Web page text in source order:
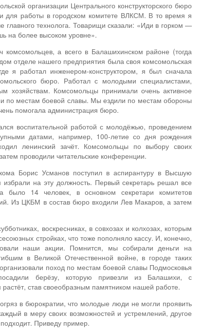
организации Центрального конструкторского бюро
работы в городском комитете ВЛКСМ. В то время я
главного технолога. Товарищи сказали: «Иди в горком —
на более высоком уровне».
а всего в Балашихинском районе (тогда
отделе нашего предприятия была своя комсомольская
я работал инженером-конструктором, я был сначала
бюро. Работал с молодыми специалистами,
хозяйствам. Комсомольцы принимали очень активное
по местам боевой славы. Мы ездили по местам обороны
помогала администрация бюро.
воспитательной работой с молодёжью, проведением
датами, например, 100-летие со дня рождения
ленинский зачёт. Комсомольцы по выбору своих
проводили читательские конференции.
Борис Усманов поступил в аспирантуру в Высшую
на эту должность. Первый секретарь решал все
было 14 человек, в основном секретари комитетов
Из ЦКБМ в состав бюро входили Лев Макаров, а затем
воскресниках, в совхозах и колхозах, которым
стройках, что тоже пополняло кассу. И, конечно,
наши акции. Помнится, мы собирали деньги на
в Великой Отечественной войне, в городе таких
поход по местам боевой славы Подмосковья
берёзу, которую привезли из Балашихи, с
став своеобразным памятником нашей работе.
в бюрократии, что молодые люди не могли проявить
в меру своих возможностей и устремлений, другое
Приведу пример.